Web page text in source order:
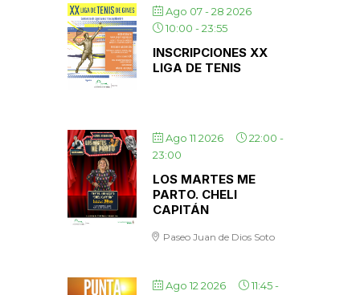
Ago 07 - 28 2026
10:00 -23:55
INSCRIPCIONES XX
LIGA DE TENIS
Ago 11 2026 22:00 -
23:00
LOS MARTES ME
PARTO. CHELI
CAPITÁN
Paseo Juan de Dios Soto
Ago 12 2026 11:45-